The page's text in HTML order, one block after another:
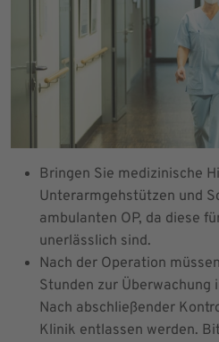
Bringen Sie medizinische
Unterarmgehstützen und
ambulanten OP, da diese
unerlässlich sind.
Nach der Operation
Stunden zur Überwachung
Nach abschließender
Klinik entlassen werden.